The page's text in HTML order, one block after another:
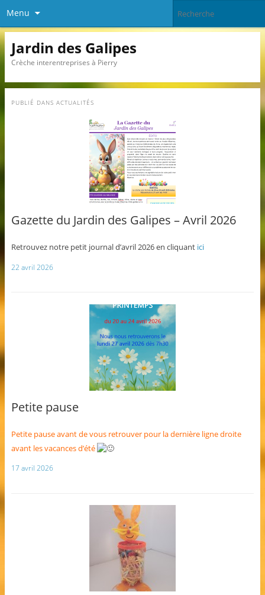
Menu
Jardin des Galipes
Crèche interentreprises à Pierry
PUBLIÉ DANS ACTUALITÉS
Gazette du Jardin des Galipes – Avril 2026
Retrouvez notre petit journal d’avril 2026 en cliquant ici
22 avril 2026
Petite pause
Petite pause avant de vous retrouver pour la dernière ligne droite
avant les vacances d’été
17 avril 2026